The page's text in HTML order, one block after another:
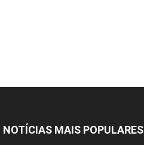
NOTÍCIAS MAIS POPULARES